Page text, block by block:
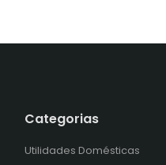
Categorias
Utilidades Domésticas